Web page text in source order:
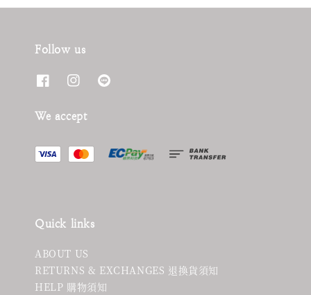
Follow us
We accept
Quick links
ABOUT US
RETURNS & EXCHANGES 退換貨須知
HELP 購物須知